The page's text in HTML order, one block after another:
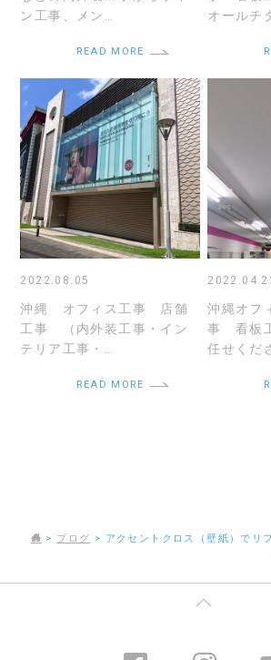
ン工事、メン…
READ MORE
オールチ
2022.08.05
沖縄 オフィス工事 店舗
工事 （内外装工事・イン
テリア工事・…
READ MORE
沖縄オフ
事 看板
任せくだ
> ブログ > アクセントクロス（壁紙）でリ